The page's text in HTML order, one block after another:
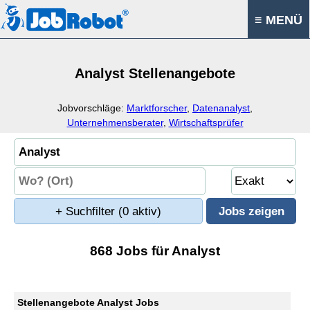
≡ MENÜ
Analyst Stellenangebote
Jobvorschläge: Marktforscher, Datenanalyst
Unternehmensberater, Wirtschaftsprüfer
+ Suchfilter (0 aktiv)
868 Jobs für Analyst
Stellenangebote Analyst Jobs